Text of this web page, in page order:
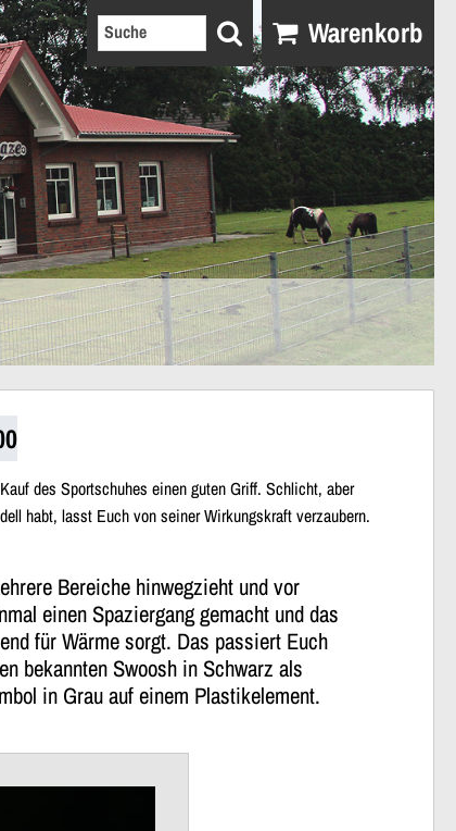
Warenkorb
des Sportschuhes einen guten Griff. Schlicht, aber
habt, lasst Euch von seiner Wirkungskraft verzaubern.
Bereiche hinwegzieht und vor
einen Spaziergang gemacht und das
für Wärme sorgt. Das passiert Euch
bekannten Swoosh in Schwarz als
in Grau auf einem Plastikelement.